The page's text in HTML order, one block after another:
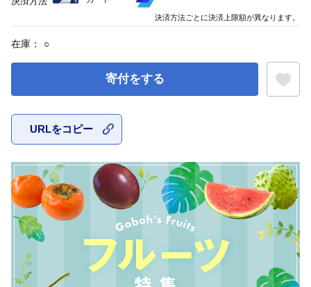
在庫： ○
寄付をする
URLをコピー
決済方法ごとに決済上限額が異なります。